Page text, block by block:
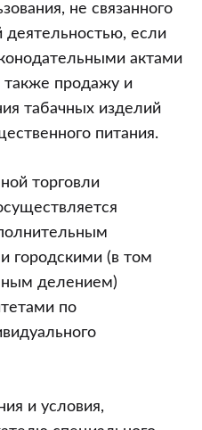
не связанного
деятельностью, если
актами
также продажу и
табачных изделий
питания.
торговли
городскими (в том
делением)
по
и условия,